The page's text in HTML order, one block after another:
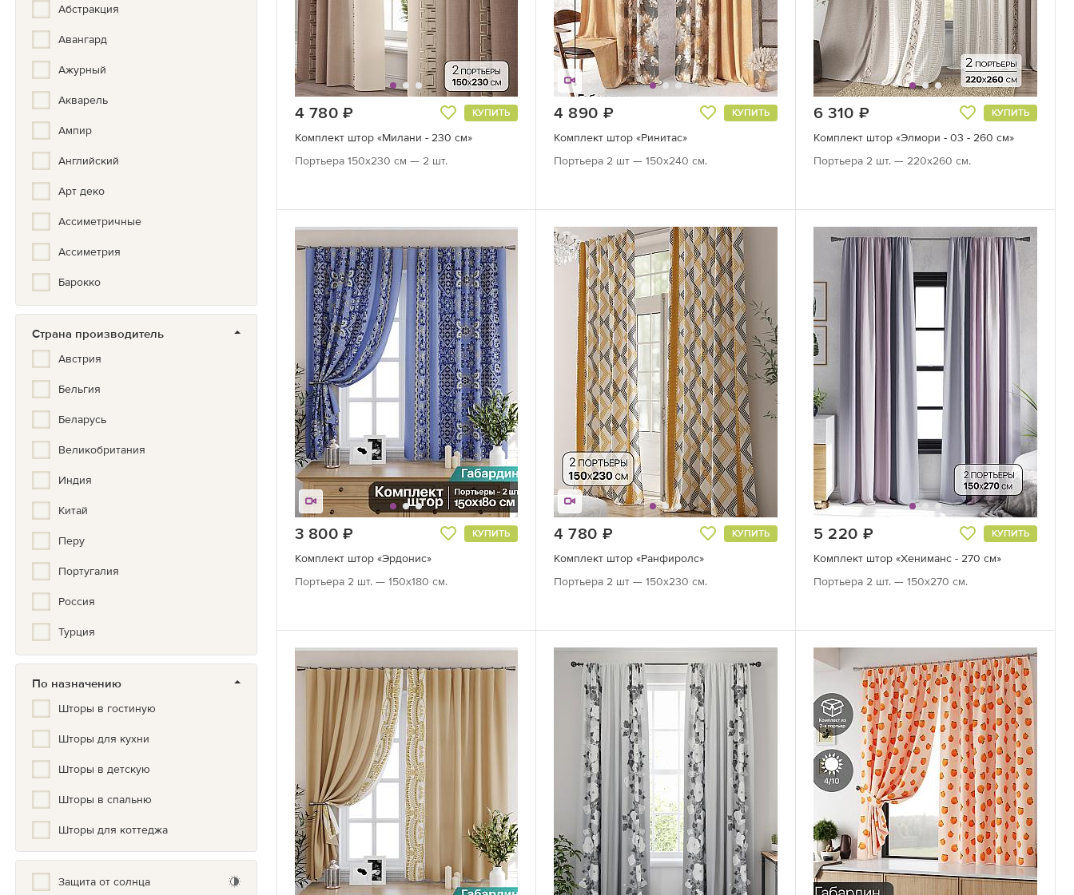
Абстракция
Авангард
Ажурный
Акварель
Ампир
Английский
Арт деко
Ассиметричные
Ассиметрия
Барокко
Бохо
Вензеля
Животные
Зигзаг
Золото, Серебро, Бронза
Иллюстрация
Кантри
Китайский
Классический
Страна производитель
Австрия
Бельгия
Беларусь
Великобритания
Индия
Китай
Перу
Португалия
Россия
Турция
Туркмения
По назначению
Шторы в гостиную
Шторы для кухни
Шторы в детскую
Шторы в спальню
Шторы для коттеджа
Защита от солнца
4 780 КУПИТЬ
Комплект штор «Милани - 230 см»
Портьера 150х230 см — 2 шт.
4 890 КУПИТЬ
Комплект штор «Ринитас»
Портьера 2 шт — 150х240 см.
6 310 КУПИТЬ
Комплект штор «Элмори - 03 - 260 см»
Портьера 2 шт. — 220х260 см.
3 800 КУПИТЬ
Комплект штор «Эрдонис»
Портьера 2 шт. — 150х180 см.
4 780 КУПИТЬ
Комплект штор «Ранфиролс»
Портьера 2 шт — 150х230 см.
5 220 КУПИТЬ
Комплект штор «Хениманс - 270 см»
Портьера 2 шт. — 150х270 см.